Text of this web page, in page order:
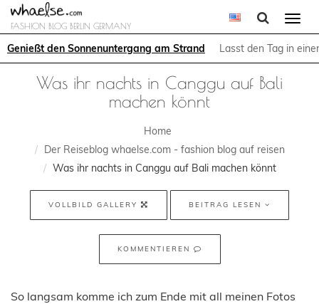
FASHION BLOG BERLIN GERMANY
Genießt den Sonnenuntergang am Strand Lasst den Tag in
Was ihr nachts in Canggu auf Bali
machen könnt
Home
Der Reiseblog whaelse.com - fashion blog auf reisen
Was ihr nachts in Canggu auf Bali machen könnt
VOLLBILD GALLERY BEITRAG LESEN
KOMMENTIEREN
So langsam komme ich zum Ende mit all meinen Fotos